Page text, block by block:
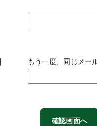
もう一度、同じメー